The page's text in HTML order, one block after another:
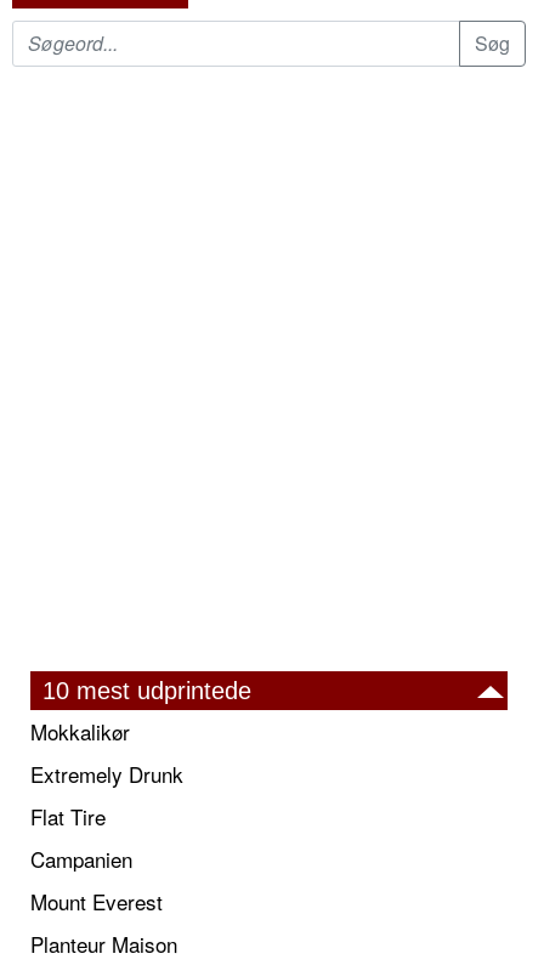
10 mest udprintede
Mokkalikør
Extremely Drunk
Flat Tire
Campanien
Mount Everest
Planteur Maison